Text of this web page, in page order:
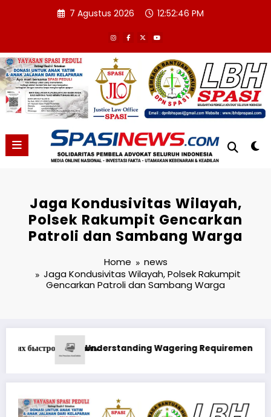
7 Agustus 2026 12:52:47 PM
Jaga Kondusivitas Wilayah,
Polsek Rakumpit Gencarkan
Patroli dan Sambang Warga
Home
news
Jaga Kondusivitas Wilayah, Polsek Rakumpit
Gencarkan Patroli dan Sambang Warga
at Best Online Casino in Canada Real Money
1xbet Бонусные Предложения: